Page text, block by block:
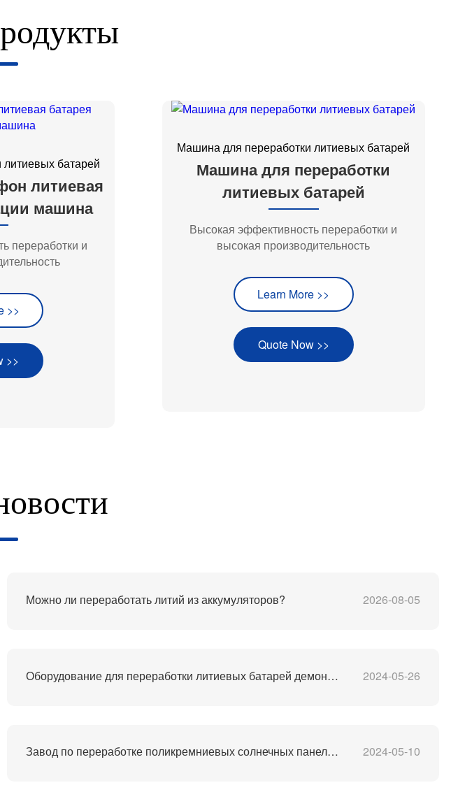
батарей
литиевая
машина
переработки и
>>
>>
Машина для переработки литиевых батарей
Машина для переработки
литиевых батарей
Высокая эффективность переработки и
высокая производительность
Learn More >>
Quote Now >>
Можно ли переработать литий из аккумуляторов? 2026-08-05
Оборудование для переработки литиевых батарей демонтаж отслуживших свой срок батарей процесс переработки м 2024-05-26
Завод по переработке поликремниевых солнечных панелей PV 2024-05-10